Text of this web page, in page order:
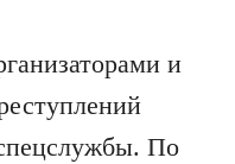
и
По